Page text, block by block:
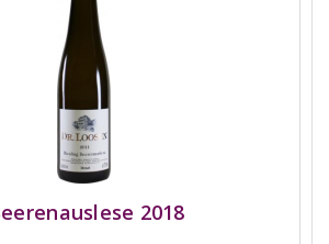
2018